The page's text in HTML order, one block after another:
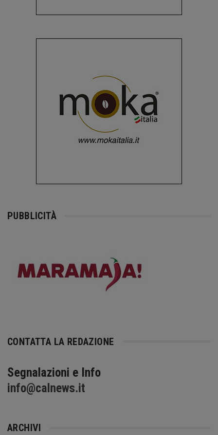
PUBBLICITÀ
CONTATTA LA REDAZIONE
Segnalazioni e Info
info@calnews.it
ARCHIVI